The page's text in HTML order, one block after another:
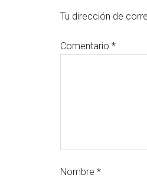
Tu dirección de
Comentario *
Nombre *